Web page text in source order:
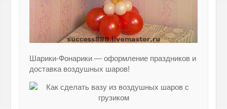
Шарики-Фонарики — оформление праздников и
доставка воздушных шаров!